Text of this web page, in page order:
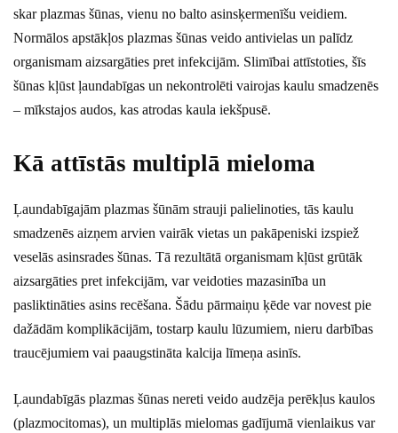
skar plazmas šūnas, vienu no balto asinsķermenīšu veidiem.
Normālos apstākļos plazmas šūnas veido antivielas un palīdz
organismam aizsargāties pret infekcijām. Slimībai attīstoties, šīs
šūnas kļūst ļaundabīgas un nekontrolēti vairojas kaulu smadzenēs
– mīkstajos audos, kas atrodas kaula iekšpusē.
Kā attīstās multiplā mieloma
Ļaundabīgajām plazmas šūnām strauji palielinoties, tās kaulu
smadzenēs aizņem arvien vairāk vietas un pakāpeniski izspiež
veselās asinsrades šūnas. Tā rezultātā organismam kļūst grūtāk
aizsargāties pret infekcijām, var veidoties mazasinība un
pasliktināties asins recēšana. Šādu pārmaiņu ķēde var novest pie
dažādām komplikācijām, tostarp kaulu lūzumiem, nieru darbības
traucējumiem vai paaugstināta kalcija līmeņa asinīs.
Ļaundabīgās plazmas šūnas nereti veido audzēja perēkļus kaulos
(plazmocitomas), un multiplās mielomas gadījumā vienlaikus var